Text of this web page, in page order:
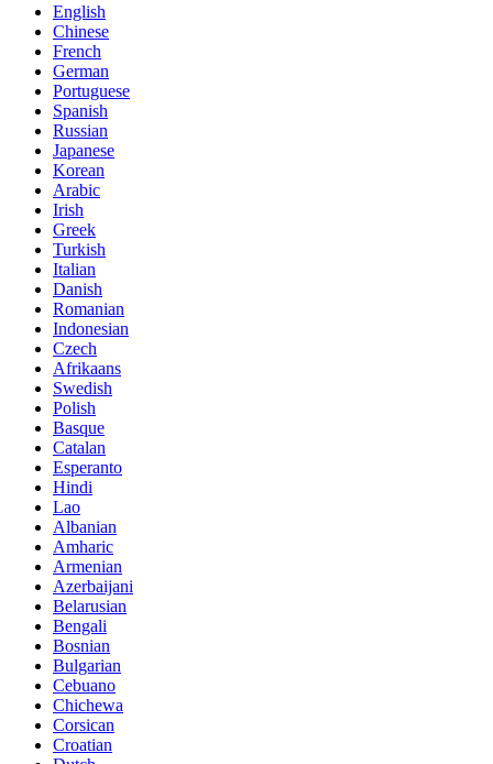
English
Chinese
French
German
Portuguese
Spanish
Russian
Japanese
Korean
Arabic
Irish
Greek
Turkish
Italian
Danish
Romanian
Indonesian
Czech
Afrikaans
Swedish
Polish
Basque
Catalan
Esperanto
Hindi
Lao
Albanian
Amharic
Armenian
Azerbaijani
Belarusian
Bengali
Bosnian
Bulgarian
Cebuano
Chichewa
Corsican
Croatian